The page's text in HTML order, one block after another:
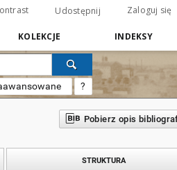
Udostępnij Zaloguj się
KOLEKCJE INDEKSY
?
Pobierz opis
STRUKTURA